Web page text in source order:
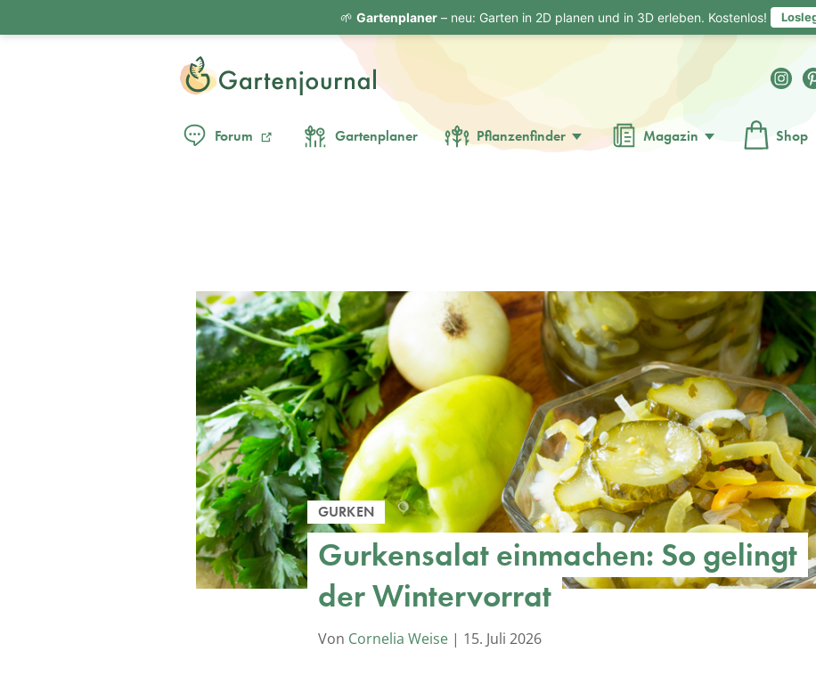
Forum Gartenplaner Pflanzenfinder Magazin Shop
GURKEN
Gurkensalat einmachen: So gelingt
der Wintervorrat
Von Cornelia Weise | 15. Juli 2026
🌱 Gartenplaner– neu: Garten in 2D planen und in 3D erleben. Kostenlos!